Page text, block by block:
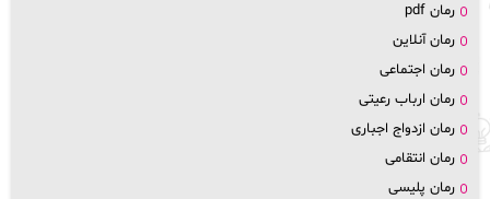
رمان pdf
رمان آنلاین
رمان اجتماعی
رمان ارباب رعیتی
رمان ازدواج اجباری
رمان انتقامی
رمان پلیسی